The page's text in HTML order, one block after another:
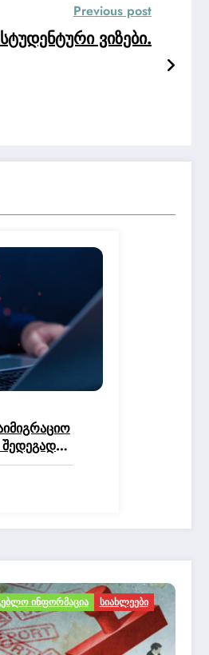
Previous post
ვიზები.
ᲓᲐ ᲢᲣᲠᲘᲖᲛᲘ
ᲘᲜᲤᲝᲠᲛᲐᲪᲘᲐ
ᲡᲘᲐᲮᲚᲔᲔᲑᲘ